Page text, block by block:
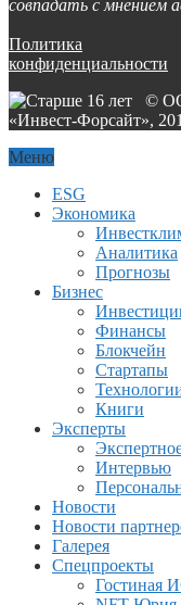
совпадать с мнением
Политика
конфиденциальности
©
«Инвест-Форсайт»,
Меню
ESG
Экономика
Аналитика
Прогнозы
Бизнес
Финансы
Блокчейн
Стартапы
Книги
Эксперты
Интервью
Новости
Новости
Галерея
Спецпроекты
Гостиная